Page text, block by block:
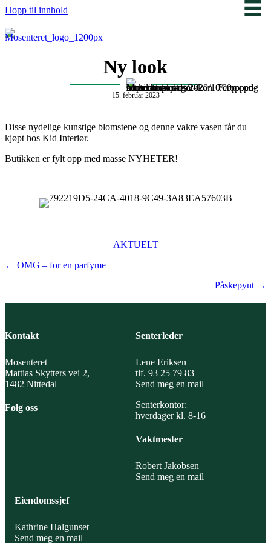
Hopp til innhold
Ny look
15. februar 2023
Disse nydelige kunstige blomstene og denne vakre vasen får du
kjøpt hos Kid Interiør.
Butikken er fylt opp med masse NYHETER!
AKTUELT
Posts
← OMG – for en parfyme
Påskepynt →
Kontakt
Mosenteret
Mattias Skytters vei 2,
1482 Nittedal
Følg oss
Senterleder
Lene Eriksen
tlf. 93 25 79 83
Send meg en mail
Senterkontor:
hverdager kl. 8-16
Vaktmester
Robert Jakobsen
Send meg en mail
Eiendomssjef
Kathrine Halgunset
Send meg en mail